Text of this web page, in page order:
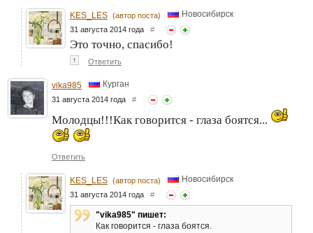
KES_LES (автор поста) Новосибирск
31 августа 2014 года #
Это точно, спасибо!
↑ Ответить
vika985 Курган
31 августа 2014 года #
Молодцы!!!Как говорится - глаза боятся...
Ответить
KES_LES (автор поста) Новосибирск
31 августа 2014 года #
"vika985" пишет:
Как говорится - глаза боятся.